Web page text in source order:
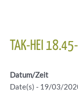
TAK-HEI
Datum/Zeit
Date(s) - 19/03/